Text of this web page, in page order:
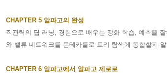
CHAPTER 5 알파고의 완성
직관력의 딥 러닝 , 경험으로 배우는 강화 학습, 예측을
와 밸류 네트워크를 몬테카를로 트리 탐색에 통합할지
CHAPTER 6 알파고에서 알파고 제로로